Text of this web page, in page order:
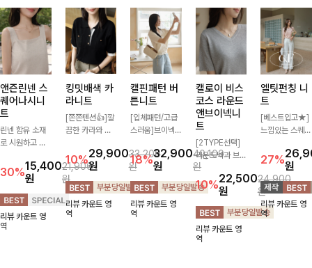
앤즌린넨 스
퀘어나시니
트
린넨 함유 소재
로 시원하고 쾌
좋은 나시 니트
🌿 깔끔한 스퀘
어넥 디자인이
쇄골 라인을 더
욱 여리하고 여
성스럽게 연출해
30%15,400
원
21,900
원
리뷰 카운트 영
역
킹밋배색 카
라니트
[쫀쫀텐션👍]깔
끔한 카라와 반
만나 하나만 입
어도 완성도 높
은 스타일링을
연출해드려요 부
담 없이 즐기기
좋은 데일리 니
10%29,900
원
33,200
원
리뷰 카운트 영
역
캘핀패턴 버
튼니트
[입체패턴/고급
스러움]브이넥
패턴이 어우러져
포인트 있게 즐
기기 좋은 가디
건 🤍 가볍게 걸
쳐주기만 해도
스타일리시한 무
18%32,900
원
40,100
원
리뷰 카운트 영
역
캘로이 비스
코스 라운드
앤브이넥니
트
[2TYPE선택]
라운드넥과 브이
넥 두 가지 디자
인으로 취향에
맞게 선택 가능
한 베이직 니트
🤍 깔끔한 실루
엣과 부드러운
착용감으로 단독
10%22,500
원
24,900
원
리뷰 카운트 영
역
엘팃펀칭 니
트
[베스트입고★]
느낌있는 스퀘어
으로 세련됨이
묻어나는 니트:)
시원쫀쫀함 가
득, 여성스러운
룩을 완성해봐요
♡
27%원
리뷰 카운트 영
역